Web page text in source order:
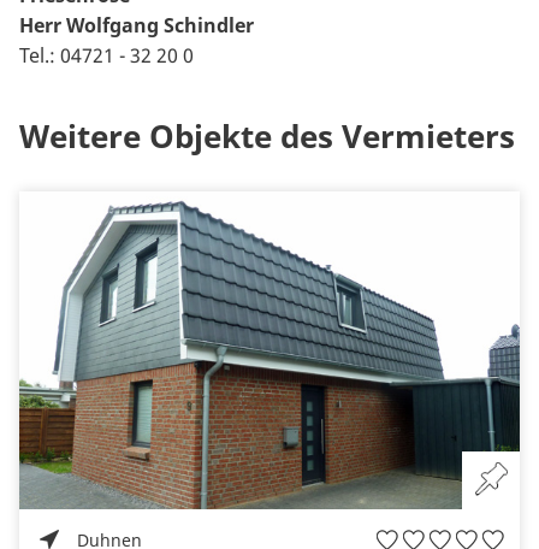
Herr Wolfgang Schindler
Tel.: 04721 - 32 20 0
Weitere Objekte des Vermieters
Duhnen